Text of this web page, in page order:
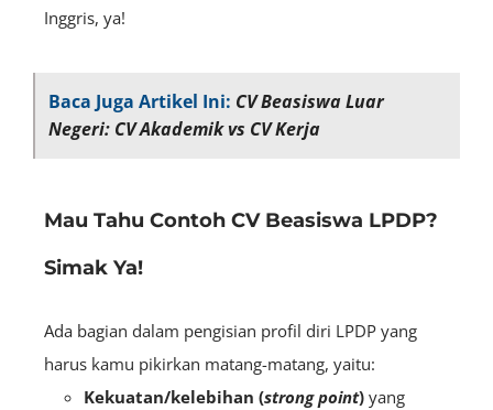
Inggris, ya!
Baca Juga Artikel Ini: CV Beasiswa Luar
Negeri: CV Akademik vs CV Kerja
Mau Tahu Contoh CV Beasiswa LPDP?
Simak Ya!
Ada bagian dalam pengisian profil diri LPDP yang
harus kamu pikirkan matang-matang, yaitu:
Kekuatan/kelebihan (strong point) yang